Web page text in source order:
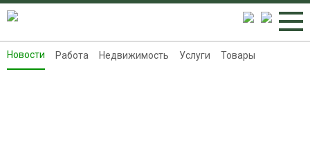
Новости
Новости Работа Недвижимость Услуги Товары